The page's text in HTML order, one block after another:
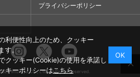
プライバシーポリシー
FacebookInstagramTwitter
2026Imuraya Co., Ltd. All Rights Reserved.
利便性向上のため、クッキー
す。
クッキー(Cookie)の使用を承諾し
キーポリシーはこちら
OK